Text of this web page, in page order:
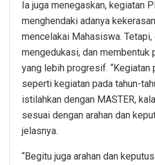
Ia juga menegaskan, kegiatan
menghendaki adanya
mencelakai Mahasiswa.
mengedukasi, dan membentuk
yang lebih progresif. “Kegiatan
seperti kegiatan pada tahun-
istilahkan dengan MASTER,
sesuai dengan arahan dan
jelasnya.
“Begitu juga arahan dan